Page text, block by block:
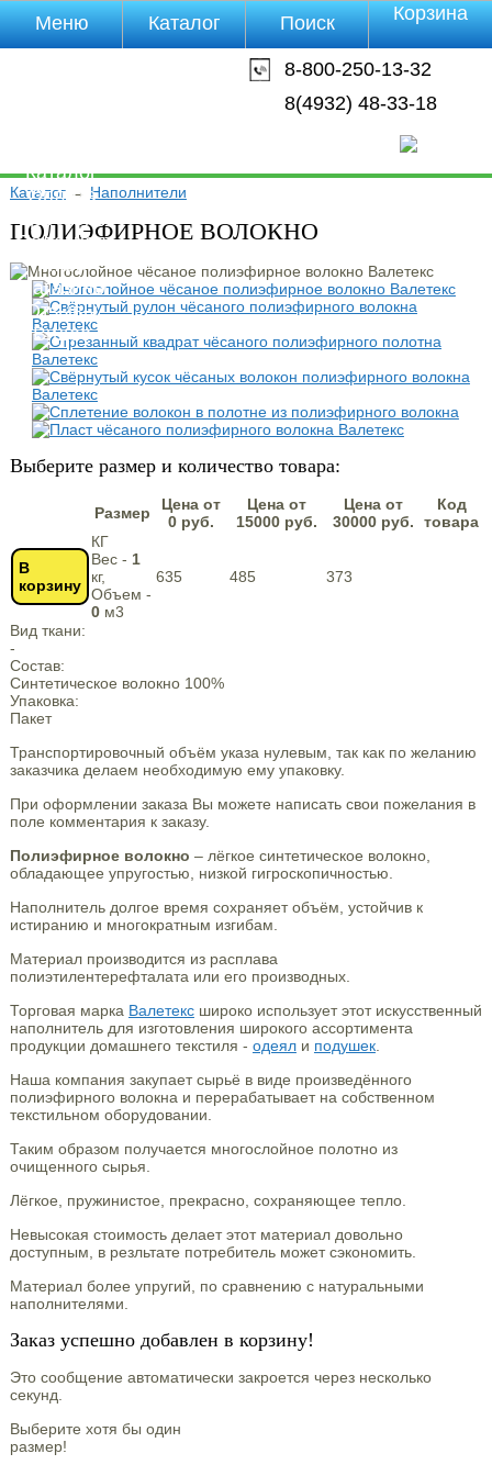
8-800-250-13-32
8(4932) 48-33-18
Каталог→ Наполнители
ПОЛИЭФИРНОЕ ВОЛОКНО
Выберите размер и количество товара:
Размер
Цена от
0 руб.
Цена от
15000 руб.
Цена от
30000 руб.
Код
товара
В
корзину
КГ
Вес - 1
кг,
Объем -
0м3
635 485 373
Вид ткани:
-
Состав:
Синтетическое волокно 100%
Упаковка:
Пакет
Транспортировочный объём указа нулевым, так как по желанию
заказчика делаем необходимую ему упаковку.
При оформлении заказа Вы можете написать свои пожелания в
поле комментария к заказу.
Полиэфирное волокно – лёгкое синтетическое волокно,
обладающее упругостью, низкой гигроскопичностью.
Наполнитель долгое время сохраняет объём, устойчив к
истиранию и многократным изгибам.
Материал производится из расплава
полиэтилентерефталата или его производных.
Торговая марка Валетексшироко использует этот искусственный
наполнитель для изготовления широкого ассортимента
продукции домашнего текстиля - одеяли подушек.
Наша компания закупает сырьё в виде произведённого
полиэфирного волокна и перерабатывает на собственном
текстильном оборудовании.
Таким образом получается многослойное полотно из
очищенного сырья.
Лёгкое, пружинистое, прекрасно, сохраняющее тепло.
Невысокая стоимость делает этот материал довольно
доступным, в резльтате потребитель может сэкономить.
Материал более упругий, по сравнению с натуральными
наполнителями.
Заказ успешно добавлен в корзину!
Это сообщение автоматически закроется через несколько
секунд.
Выберите хотя бы один
размер!
Меню
Каталог
Оплата
Доставка
Полезная
инфа
Магазины
Отзывы
Видео
Каталог Поиск Корзина